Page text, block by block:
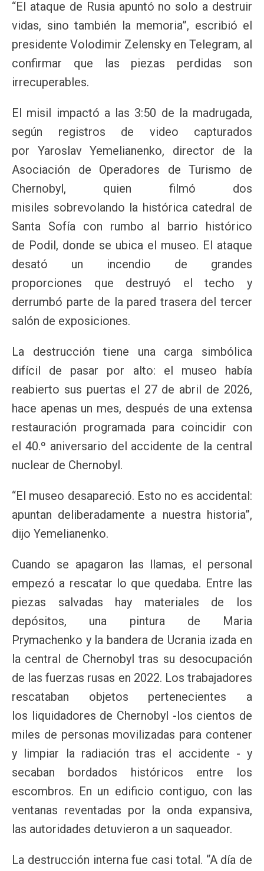
“El ataque de Rusia apuntó no solo a destruir
vidas, sino también la memoria”, escribió el
presidente Volodimir Zelensky en Telegram, al
confirmar que las piezas perdidas son
irrecuperables.
El misil impactó a las 3:50 de la madrugada,
según registros de video capturados
por Yaroslav Yemelianenko, director de la
Asociación de Operadores de Turismo de
Chernobyl, quien filmó dos
misiles sobrevolando la histórica catedral de
Santa Sofía con rumbo al barrio histórico
de Podil, donde se ubica el museo. El ataque
desató un incendio de grandes
proporciones que destruyó el techo y
derrumbó parte de la pared trasera del tercer
salón de exposiciones.
La destrucción tiene una carga simbólica
difícil de pasar por alto: el museo había
reabierto sus puertas el 27 de abril de 2026,
hace apenas un mes, después de una extensa
restauración programada para coincidir con
el 40.º aniversario del accidente de la central
nuclear de Chernobyl.
“El museo desapareció. Esto no es accidental:
apuntan deliberadamente a nuestra historia”,
dijo Yemelianenko.
Cuando se apagaron las llamas, el personal
empezó a rescatar lo que quedaba. Entre las
piezas salvadas hay materiales de los
depósitos, una pintura de Maria
Prymachenko y la bandera de Ucrania izada en
la central de Chernobyl tras su desocupación
de las fuerzas rusas en 2022. Los trabajadores
rescataban objetos pertenecientes a
los liquidadores de Chernobyl -los cientos de
miles de personas movilizadas para contener
y limpiar la radiación tras el accidente - y
secaban bordados históricos entre los
escombros. En un edificio contiguo, con las
ventanas reventadas por la onda expansiva,
las autoridades detuvieron a un saqueador.
La destrucción interna fue casi total. “A día de